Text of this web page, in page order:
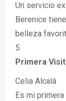
Un servicio
Berenice
belleza
5
Primera
Celia Alcalá
Es mi